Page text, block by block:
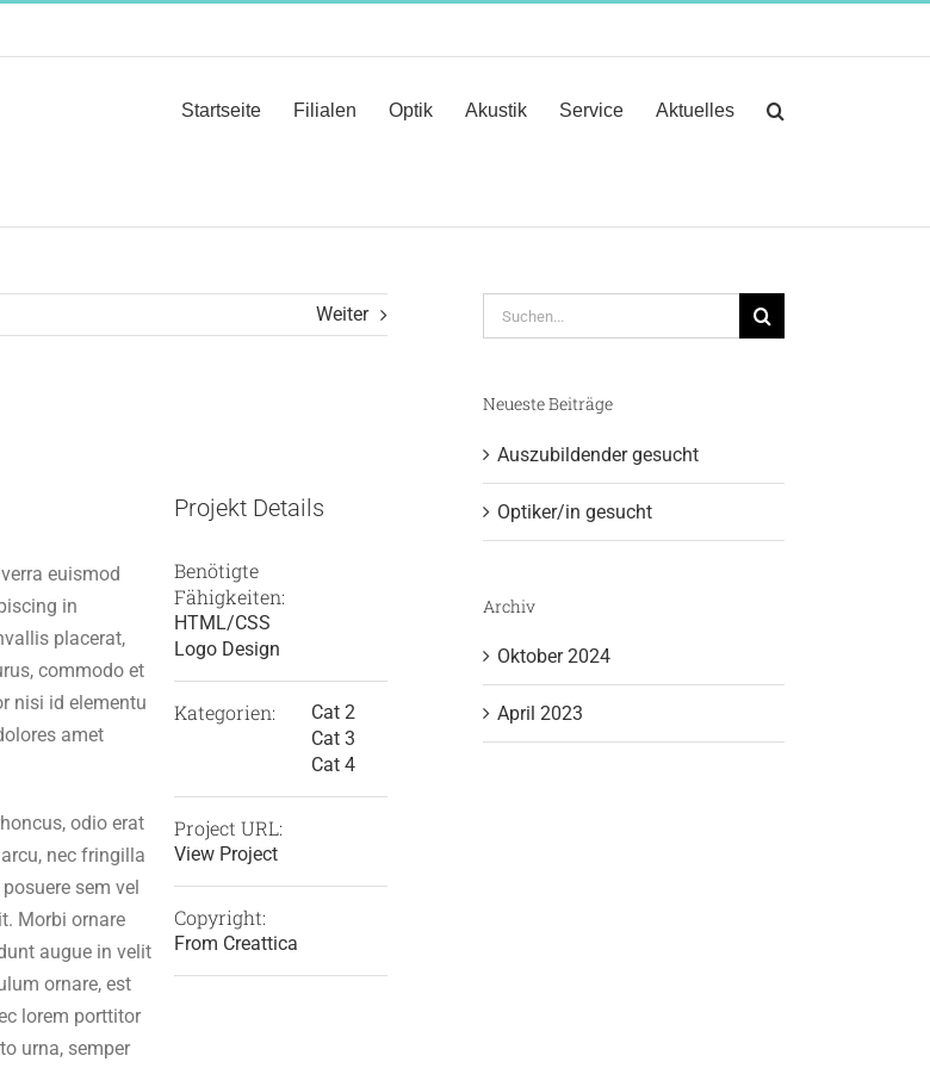
Startseite Filialen Optik Akustik Service Aktuelles
Weiter
euismod
in
placerat,
commodo et
nisi id elementu
amet
odio erat
nec fringilla
sem vel
Morbi ornare
augue in velit
ornare, est
lorem porttitor
urna, semper
Projekt Details
Benötigte
Fähigkeiten:
HTML/CSS
Logo Design
Kategorien:
Cat 2
Cat 3
Cat 4
Project URL:
View Project
Copyright:
From Creattica
Suche
nach:
Neueste Beiträge
Auszubildender gesucht
Optiker/in gesucht
Archiv
Oktober 2024
April 2023